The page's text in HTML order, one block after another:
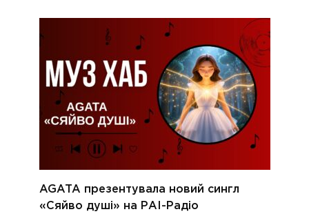
AGATA презентувала новий сингл
«Сяйво душі» на РАІ-Радіо